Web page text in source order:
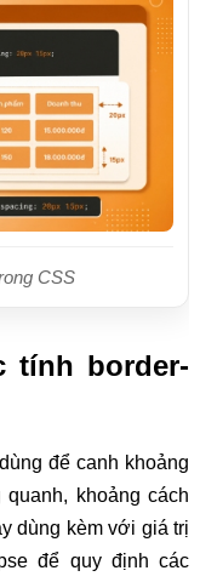
CSS
tính border-
để canh khoảng
khoảng cách
dùng kèm với giá trị
để quy định các